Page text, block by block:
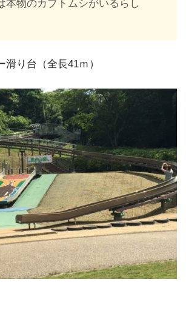
本物のカブトムシがいるらし
り台（全長41ｍ）